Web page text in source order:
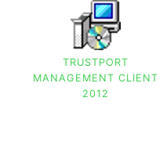
TRUSTPORT
MANAGEMENT CLIENT
2012